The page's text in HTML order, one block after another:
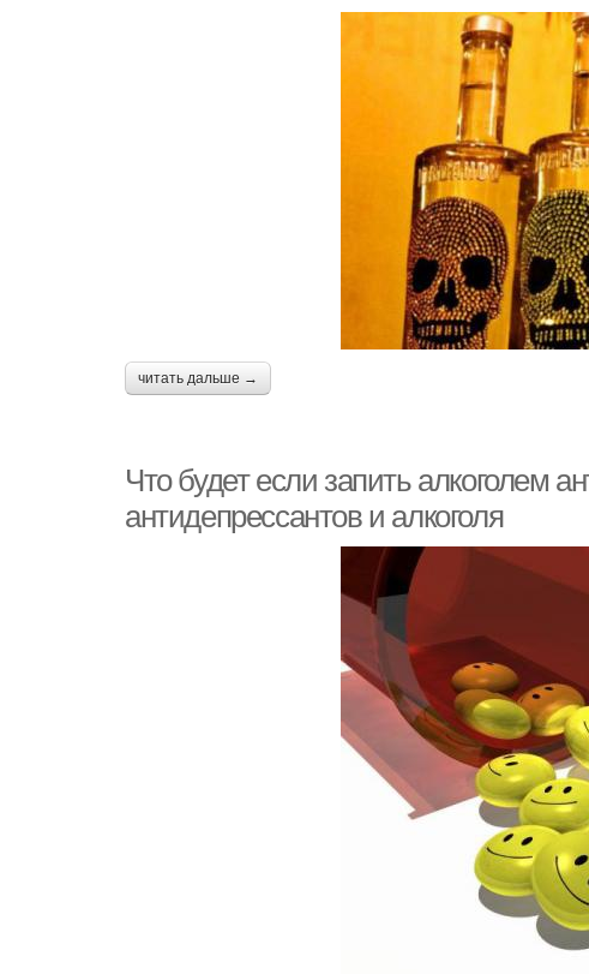
читать дальше →
Что будет если запить алкоголем
антидепрессантов и алкоголя